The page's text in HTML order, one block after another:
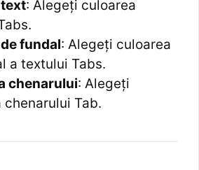
: Alegeți culoarea
fundal: Alegeți culoarea
a textului Tabs.
chenarului: Alegeți
chenarului Tab.